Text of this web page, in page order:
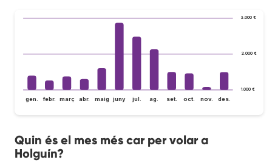
1.000 €
2.000 €
3.000 €
gen. febr. març abr. maig juny jul. ag. set. oct. nov. des.
Quin és el mes més car per volar a
Holguín?